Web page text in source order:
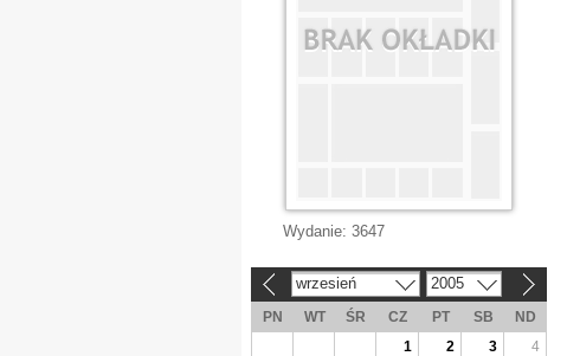
Wydanie: 3647
wrzesień 2005
PN WT ŚR CZ PT SB
ND
1
2 3
4